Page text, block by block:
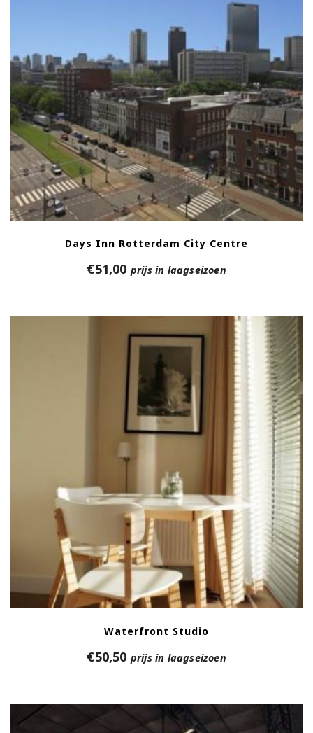
Days Inn Rotterdam City Centre
€51,00 prijs in laagseizoen
Waterfront Studio
€50,50 prijs in laagseizoen